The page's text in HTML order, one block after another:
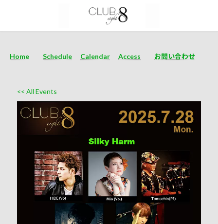
Home Schedule Calendar Access お問い合わせ
<< All Events